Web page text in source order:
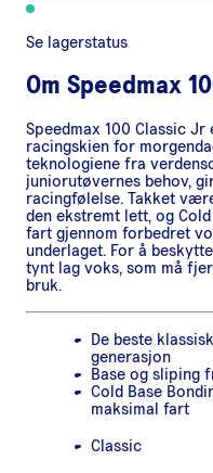
Se lagerstatus
Om Speedmax
Speedmax 100 Classic
racingskien for
teknologiene fra
juniorutøvernes behov,
racingfølelse. Takket
den ekstremt lett, og
fart gjennom forbedret
underlaget. For å
tynt lag voks, som må
bruk.
De beste
generasjon
Base og sliping
Cold Base
maksimal fart
Classic